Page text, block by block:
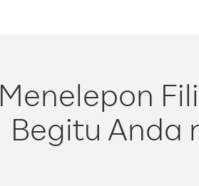
Menelepon
Begitu Anda